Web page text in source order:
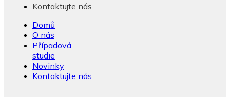
Kontaktujte nás
Domů
O nás
Případová
studie
Novinky
Kontaktujte nás